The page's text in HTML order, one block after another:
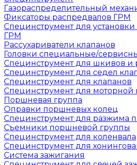
Газораспределительный
Фиксаторы распредвалов ГРМ
Специнструмент для установки
ГРМ
Рассухариватели клапанов
Головки специальные/
Специнструмент для шкивов и
Специнструмент для седел
Специнструмент для клапанов
Специнструмент для моторной
Поршневая группа
Оправки поршневых колец
Специнструмент для разжима
Съемники поршневой группы
Специнструмент для коленвала
Специнструмент для
Система зажигания